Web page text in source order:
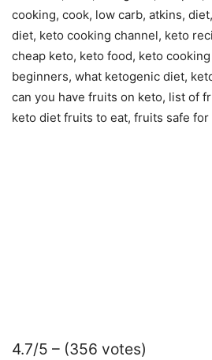
cooking, cook, low carb, atkins,
diet, keto cooking channel, keto
cheap keto, keto food, keto
beginners, what ketogenic diet,
can you have fruits on keto, list of
keto diet fruits to eat, fruits safe
4.7/5 – (356 votes)